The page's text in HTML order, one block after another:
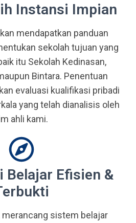
Instansi Impian
mendapatkan panduan
sekolah tujuan yang
itu Sekolah Kedinasan,
Bintara. Penentuan
evaluasi kualifikasi pribadi
yang telah dianalisis oleh
ahli kami.
Belajar Efisien &
merancang sistem belajar